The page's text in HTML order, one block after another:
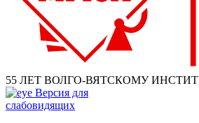
55 ЛЕТ ВОЛГО-ВЯТСКОМУ
Версия для
слабовидящих